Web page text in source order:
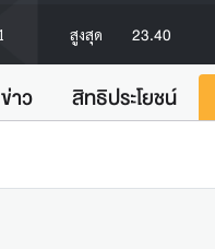
สูงสุด 23.40
ข่าว สิทธิประโยชน์